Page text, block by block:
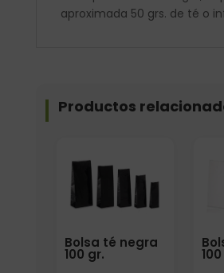
aproximada 50 grs. de té o
Productos
Bolsa té negra
100 gr.